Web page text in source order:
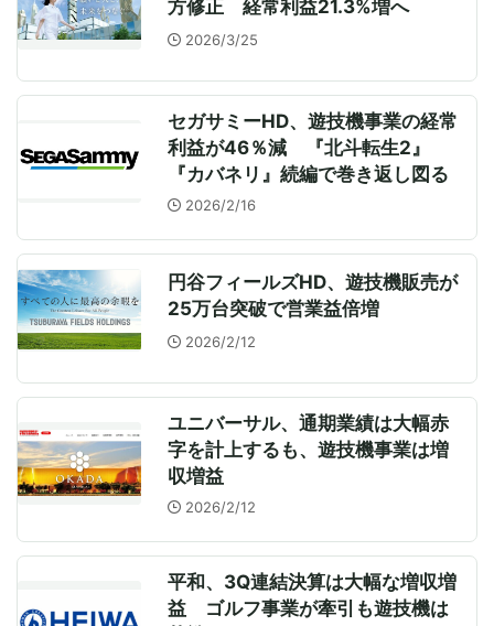
方修正 経常利益21.3%増へ
2026/3/25
セガサミーHD、遊技機事業の経常
利益が46％減 『北斗転生2』
『カバネリ』続編で巻き返し図る
2026/2/16
円谷フィールズHD、遊技機販売が
25万台突破で営業益倍増
2026/2/12
ユニバーサル、通期業績は大幅赤
字を計上するも、遊技機事業は増
収増益
2026/2/12
平和、3Q連結決算は大幅な増収増
益 ゴルフ事業が牽引も遊技機は